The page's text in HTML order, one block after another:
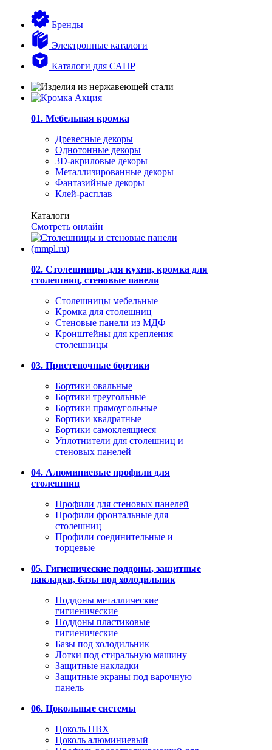
Бренды
Электронные каталоги
Каталоги для САПР
01. Мебельная кромка
Древесные декоры
Однотонные декоры
3D-акриловые декоры
Металлизированные декоры
Фантазийные декоры
Клей-расплав
Каталоги
Смотреть онлайн
02. Столешницы для кухни, кромка для
столешниц, стеновые панели
Столешницы мебельные
Кромка для столешниц
Стеновые панели из МДФ
Кронштейны для крепления
столешницы
03. Пристеночные бортики
Бортики овальные
Бортики треугольные
Бортики прямоугольные
Бортики квадратные
Бортики самоклеящиеся
Уплотнители для столешниц и
стеновых панелей
04. Алюминиевые профили для
столешниц
Профили для стеновых панелей
Профили фронтальные для
столешниц
Профили соединительные и
торцевые
05. Гигиенические поддоны, защитные
накладки, базы под холодильник
Поддоны металлические
гигиенические
Поддоны пластиковые
гигиенические
Базы под холодильник
Лотки под стиральную машину
Защитные накладки
Защитные экраны под варочную
панель
06. Цокольные системы
Цоколь ПВХ
Цоколь алюминиевый